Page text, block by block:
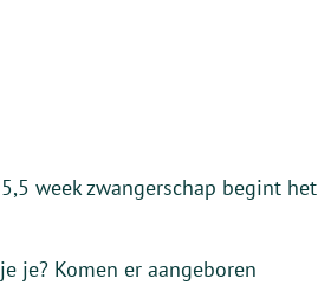
week zwangerschap begint het
je? Komen er aangeboren